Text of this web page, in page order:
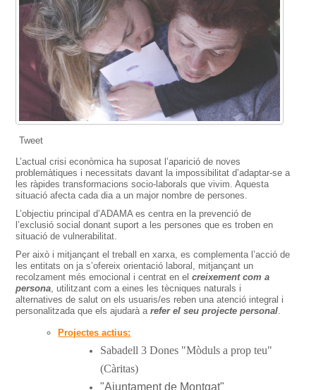
Tweet
L’actual crisi econòmica ha suposat l’aparició de noves
problemàtiques i necessitats davant la impossibilitat d’adaptar-se a
les ràpides transformacions socio-laborals que vivim. Aquesta
situació afecta cada dia a un major nombre de persones.
L’objectiu principal d’ADAMA es centra en la prevenció de
l’exclusió social donant suport a les persones que es troben en
situació de vulnerabilitat.
Per això i mitjançant el treball en xarxa, es complementa l’acció de
les entitats on ja s’ofereix orientació laboral, mitjançant un
recolzament més emocional i centrat en elcreixement com a
persona , utilitzant com a eines les tècniques naturals i
alternatives de salut on els usuaris/es reben una atenció integral i
personalitzada que els ajudarà arefer el seu projecte personal
Projectes actius:
Sabadell 3 Dones "Mòduls a prop teu"
(Càritas)
"Ajuntament de Montgat"